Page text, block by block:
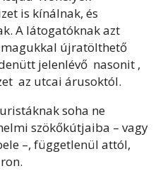
is kínálnak, és
A látogatóknak azt
újratölthető
jelenlévő nasonit ,
az utcai árusoktól.
soha ne
szökőkútjaiba – vagy
–, függetlenül attól,